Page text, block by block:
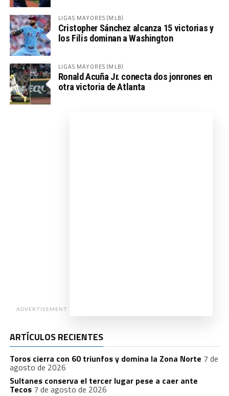
LIGAS MAYORES (MLB)
Cristopher Sánchez alcanza 15 victorias y
los Filis dominan a Washington
LIGAS MAYORES (MLB)
Ronald Acuña Jr. conecta dos jonrones en
otra victoria de Atlanta
ADVERTISEMENT
ARTÍCULOS RECIENTES
Toros cierra con 60 triunfos y domina la Zona Norte 7 de
agosto de 2026
Sultanes conserva el tercer lugar pese a caer ante
Tecos 7 de agosto de 2026